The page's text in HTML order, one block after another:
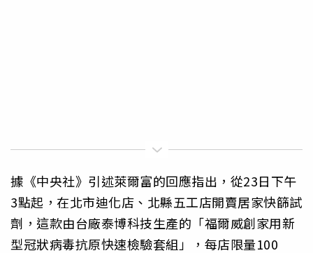
據《中央社》引述萊爾富的回應指出，從23日下午
3點起，在北市迪化店、北縣五工店開賣居家快篩試
劑，這款由台廠泰博科技生產的「福爾威創家用新
型冠狀病毒抗原快速檢驗套組」，每店限量100